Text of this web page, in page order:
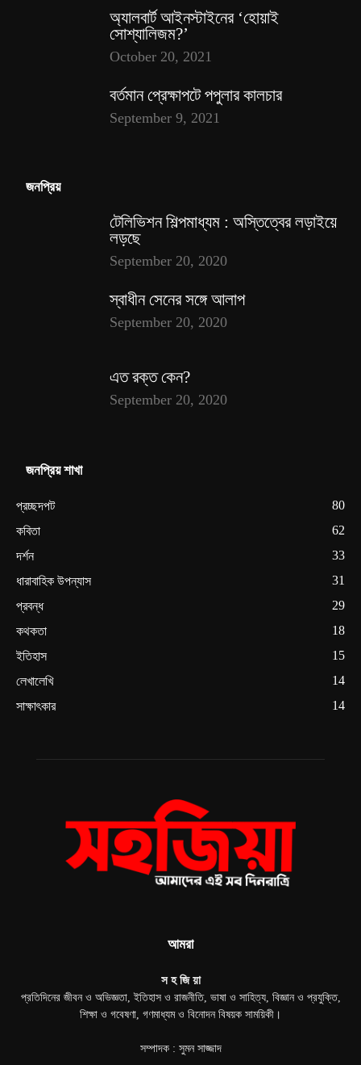
অ্যালবার্ট আইনস্টাইনের ‘হোয়াই
সোশ্যালিজম?’
October 20, 2021
বর্তমান প্রেক্ষাপটে পপুলার কালচার
September 9, 2021
জনপ্রিয়
টেলিভিশন শিল্পমাধ্যম : অস্তিত্বের লড়াইয়ে
লড়ছে
September 20, 2020
স্বাধীন সেনের সঙ্গে আলাপ
September 20, 2020
এত রক্ত কেন?
September 20, 2020
জনপ্রিয় শাখা
প্রচ্ছদপট
80
কবিতা
62
দর্শন
33
ধারাবাহিক উপন্যাস
31
প্রবন্ধ
29
কথকতা
18
ইতিহাস
15
লেখালেখি
14
সাক্ষাৎকার
14
আমরা
স হ জি য়া
প্রতিদিনের জীবন ও অভিজ্ঞতা, ইতিহাস ও রাজনীতি, ভাষা ও সাহিত্য, বিজ্ঞান ও প্রযুক্তি,
শিক্ষা ও গবেষণা, গণমাধ্যম ও বিনোদন বিষয়ক সাময়িকী।
সম্পাদক : সুমন সাজ্জাদ